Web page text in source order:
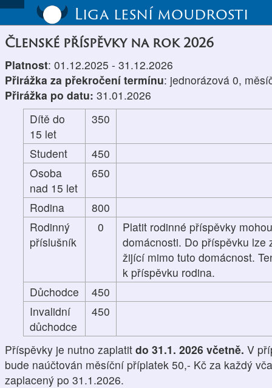
Liga lesní moudrosti
Členské příspěvky na rok 2026
Platnost: 01.12.2025 - 31.12.2026
Přirážka za překročení termínu: jednorázová 0,
Přirážka po datu: 31.01.2026
Dítě do
15 let
350
Student
450
Osoba
nad 15 let
650
Rodina
800
Rodinný
příslušník
0
Platit rodinné příspěvky
domácnosti. Do příspěvku lze
žijící mimo tuto domácnost.
k příspěvku rodina.
Důchodce
450
Invalidní
důchodce
450
Příspěvky je nutno zaplatit do 31.1. 2026 včetně. V
bude naúčtován měsíční příplatek 50,- Kč za každý
zaplacený po 31.1.2026.